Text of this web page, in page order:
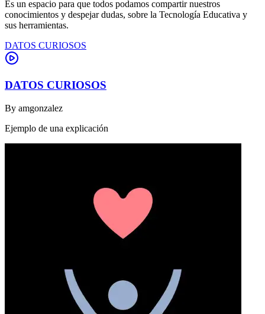
Es un espacio para que todos podamos compartir nuestros
conocimientos y despejar dudas, sobre la Tecnología Educativa y
sus herramientas.
DATOS CURIOSOS
DATOS CURIOSOS
By amgonzalez
Ejemplo de una explicación